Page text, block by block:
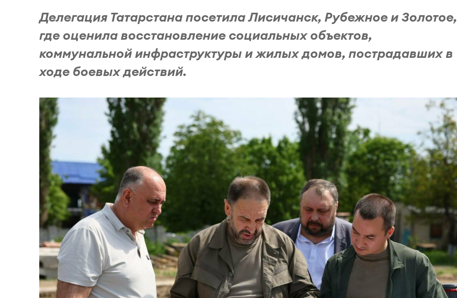
Делегация Татарстана посетила Лисичанск, Рубежное и Золотое,
где оценила восстановление социальных объектов,
коммунальной инфраструктуры и жилых домов, пострадавших в
ходе боевых действий.